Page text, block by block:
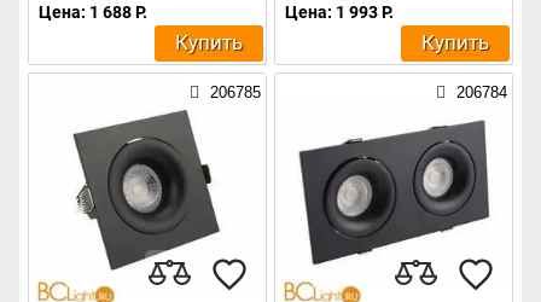
Цена: 1 688 Р.
Купить
Цена: 1 993 Р.
Купить
206785 206784